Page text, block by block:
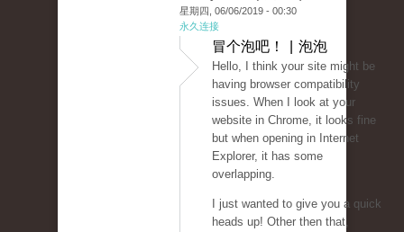
星期四, 06/06/2019 - 00:30
永久连接
冒个泡吧！ | 泡泡
Hello, I think your site might be
having browser compatibility
issues. When I look at your
website in Chrome, it looks fine
but when opening in Internet
Explorer, it has some
overlapping.
I just wanted to give you a quick
heads up! Other then that,